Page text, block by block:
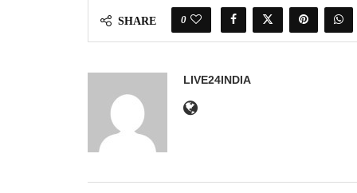
SHARE 0
LIVE24INDIA